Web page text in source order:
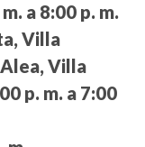
a 8:00 p. m.
Villa
Villa
p. m. a 7:00